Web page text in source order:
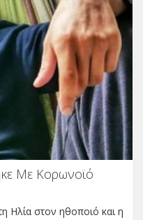
Με Κορωνοϊό
Ηλία στον ηθοποιό και η